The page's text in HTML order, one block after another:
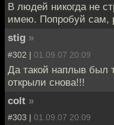
В людей никогда не
имею. Попробуй сам,
stig »
#302 | 01.09.07 20:09
Да такой наплыв был
открыли снова!!!
colt »
#303 | 01.09.07 20:09